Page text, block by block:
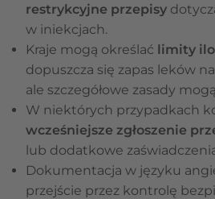
restrykcyjne przepisy
w iniekcjach.
Kraje mogą określać limity
dopuszcza się zapas leków
ale szczegółowe zasady
W niektórych przypadkach
wcześniejsze zgłoszenie
lub dodatkowe
Dokumentacja w języku
przejście przez kontrolę